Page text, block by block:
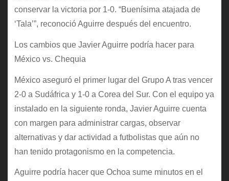
conservar la victoria por 1-0. “Buenísima atajada de
‘Tala’”, reconoció Aguirre después del encuentro.
Los cambios que Javier Aguirre podría hacer para
México vs. Chequia
México aseguró el primer lugar del Grupo A tras vencer
2-0 a Sudáfrica y 1-0 a Corea del Sur. Con el equipo ya
instalado en la siguiente ronda, Javier Aguirre cuenta
con margen para administrar cargas, observar
alternativas y dar actividad a futbolistas que aún no
han tenido protagonismo en la competencia.
Aguirre podría hacer que Ochoa sume minutos en el